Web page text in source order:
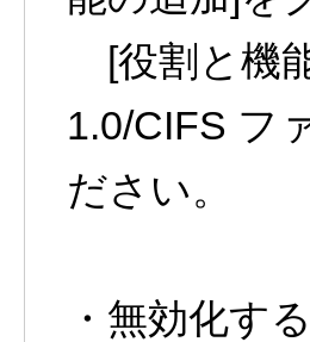
[役割と機
1.0/CIFS フ
ださい。
・無効化す